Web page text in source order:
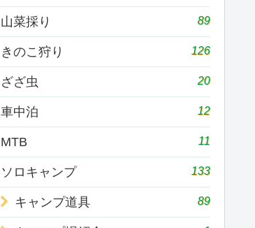
山菜採り 89
きのこ狩り 126
ざざ虫 20
車中泊 12
MTB 11
ソロキャンプ 133
キャンプ道具 89